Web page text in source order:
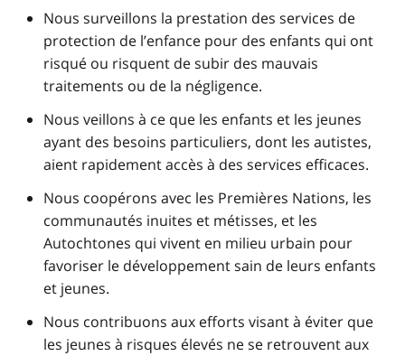
Nous surveillons la prestation des services de
protection de l’enfance pour des enfants qui ont
risqué ou risquent de subir des mauvais
traitements ou de la négligence.
Nous veillons à ce que les enfants et les jeunes
ayant des besoins particuliers, dont les autistes,
aient rapidement accès à des services efficaces.
Nous coopérons avec les Premières Nations, les
communautés inuites et métisses, et les
Autochtones qui vivent en milieu urbain pour
favoriser le développement sain de leurs enfants
et jeunes.
Nous contribuons aux efforts visant à éviter que
les jeunes à risques élevés ne se retrouvent aux